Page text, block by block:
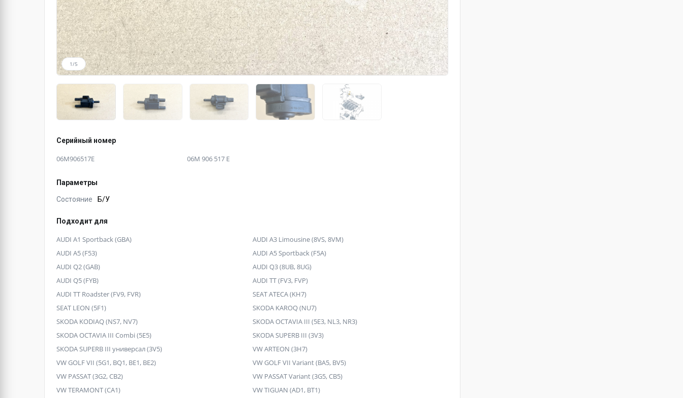
1/5
Серийный номер
06M906517E 06M 906 517 E
Параметры
Состояние Б/У
Подходит для
AUDI A1 Sportback (GBA)
AUDI A3 Limousine (8VS, 8VM)
AUDI A5 (F53)
AUDI A5 Sportback (F5A)
AUDI Q2 (GAB)
AUDI Q3 (8UB, 8UG)
AUDI Q5 (FYB)
AUDI TT (FV3, FVP)
AUDI TT Roadster (FV9, FVR)
SEAT ATECA (KH7)
SEAT LEON (5F1)
SKODA KAROQ (NU7)
SKODA KODIAQ (NS7, NV7)
SKODA OCTAVIA III (5E3, NL3, NR3)
SKODA OCTAVIA III Combi (5E5)
SKODA SUPERB III (3V3)
SKODA SUPERB III универсал (3V5)
VW ARTEON (3H7)
VW GOLF VII (5G1, BQ1, BE1, BE2)
VW GOLF VII Variant (BA5, BV5)
VW PASSAT (3G2, CB2)
VW PASSAT Variant (3G5, CB5)
VW TERAMONT (CA1)
VW TIGUAN (AD1, BT1)